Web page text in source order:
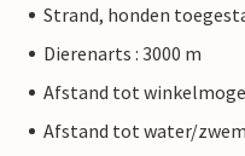
Strand, honden
Dierenarts : 3000 m
Afstand tot
Afstand tot water/